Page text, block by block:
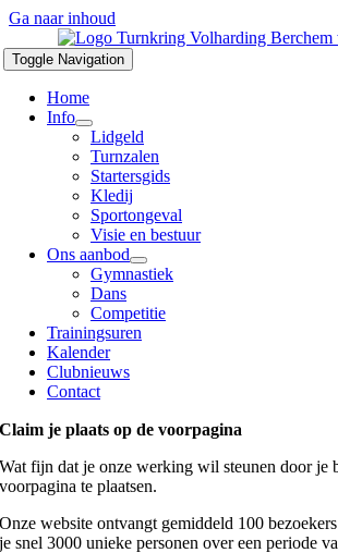
Ga naar inhoud
Toggle Navigation
Home
Info
Lidgeld
Turnzalen
Startersgids
Kledij
Sportongeval
Visie en bestuur
Ons aanbod
Gymnastiek
Dans
Competitie
Trainingsuren
Kalender
Clubnieuws
Contact
Claim je plaats op de voorpagina
Wat fijn dat je onze werking wil steunen door je
voorpagina te plaatsen.
Onze website ontvangt gemiddeld 100
je snel 3000 unieke personen over een periode